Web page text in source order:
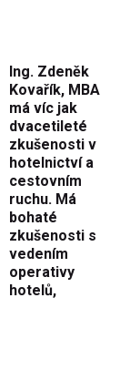
Ing. Zdeněk
Kovařík, MBA
má víc jak
dvacetileté
zkušenosti v
hotelnictví a
cestovním
ruchu. Má
bohaté
zkušenosti s
vedením
operativy
hotelů,